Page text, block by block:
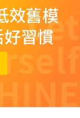
效舊模
習慣
Let